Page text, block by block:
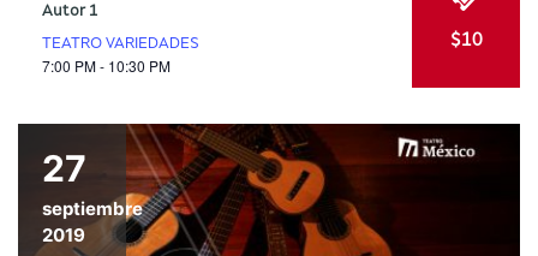
Autor 1
TEATRO VARIEDADES
7:00 PM - 10:30 PM
$10
27
septiembre
2019